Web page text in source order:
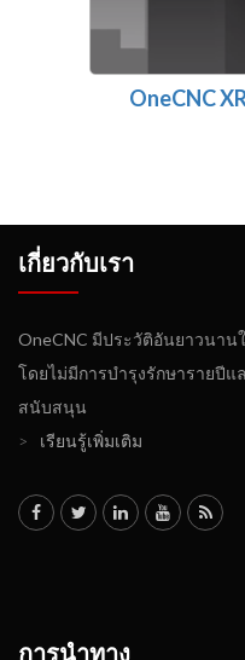
OneCNC
เกี่ยวกับเรา
OneCNC มีประวัติอันยาวนา
โดยไม่มีการบำรุงรักษารายปี
สนับสนุน
>
เรียนรู้เพิ่มเติม
การนำทาง